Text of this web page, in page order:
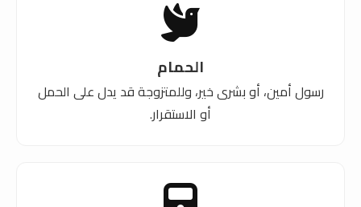
الحمام
رسول أمين، أو بشرى خير، وللمتزوجة قد يدل على الحمل
أو الاستقرار.